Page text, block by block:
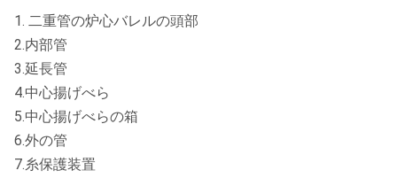
1. 二重管の炉心バレルの頭部
2.内部管
3.延長管
4.中心揚げべら
5.中心揚げべらの箱
6.外の管
7.糸保護装置